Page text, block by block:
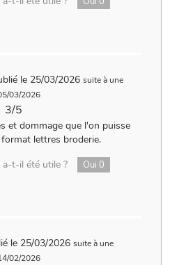
le 25/03/2026 suite à une
03/2026
3/5
et dommage que l'on puisse
lettres broderie.
a-t-il été utile ?
Oui 0
le 25/03/2026 suite à une
02/2026